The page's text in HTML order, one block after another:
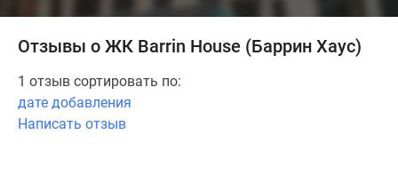
Отзывы о ЖК Barrin House (Баррин Хаус)
1 отзыв сортировать по:
дате добавления
Написать отзыв